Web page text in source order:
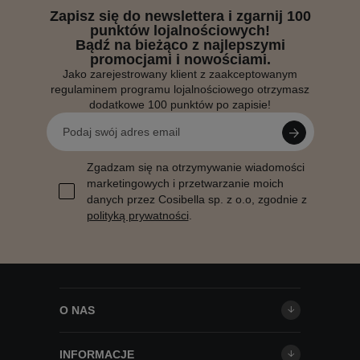
Zapisz się do newslettera i zgarnij 100
punktów lojalnościowych!
Bądź na bieżąco z najlepszymi
promocjami i nowościami.
Jako zarejestrowany klient z zaakceptowanym
regulaminem programu lojalnościowego otrzymasz
dodatkowe 100 punktów po zapisie!
Zgadzam się na otrzymywanie wiadomości
marketingowych i przetwarzanie moich
danych przez Cosibella sp. z o.o, zgodnie z
polityką prywatności
O NAS
INFORMACJE